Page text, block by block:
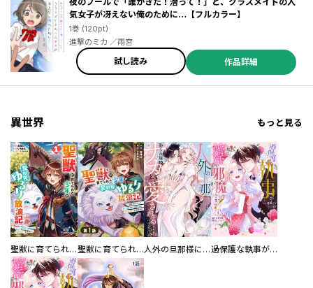
気女子が冴えない俺のために…【フルカラー】
1巻 (120pt)
進撃のミカ ／雨宮
試し読み 作品詳細
異世界 もっと見る
聖獣に育てられた少年の異世界ゆるり放浪記～神様からもらったチート魔法で、仲間たちとスローライフを満喫中～ 聖獣に育てられた少年の異世界ゆるり放浪記～神様からもらったチート魔法で、仲間たちとスローライフを満喫中～【分冊版】 人外の旦那様に娶られ毎晩ナカまで愛される…。アンソロジー 過保護な執事が私の婚活を邪魔してきます！ 分冊版